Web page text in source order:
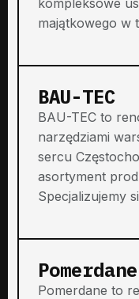
majątkowego w
BAU-TEC
BAU-TEC to
narzędziami
sercu
asortyment
Specjalizujemy
Pomerdane
Pomerdane to